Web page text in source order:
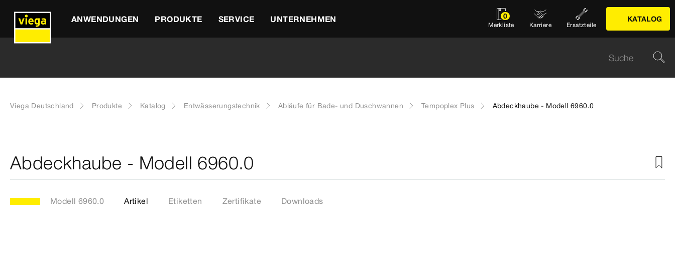
ANWENDUNGEN PRODUKTE SERVICE UNTERNEHMEN 0
Merkliste Karriere Ersatzteile
KATALOG
Viega Deutschland Produkte Katalog Entwässerungstechnik Abläufe für Bade- und Duschwannen Tempoplex Plus Abdeckhaube - Modell 6960.0
Abdeckhaube - Modell 6960.0
Modell 6960.0 Artikel Etiketten Zertifikate Downloads